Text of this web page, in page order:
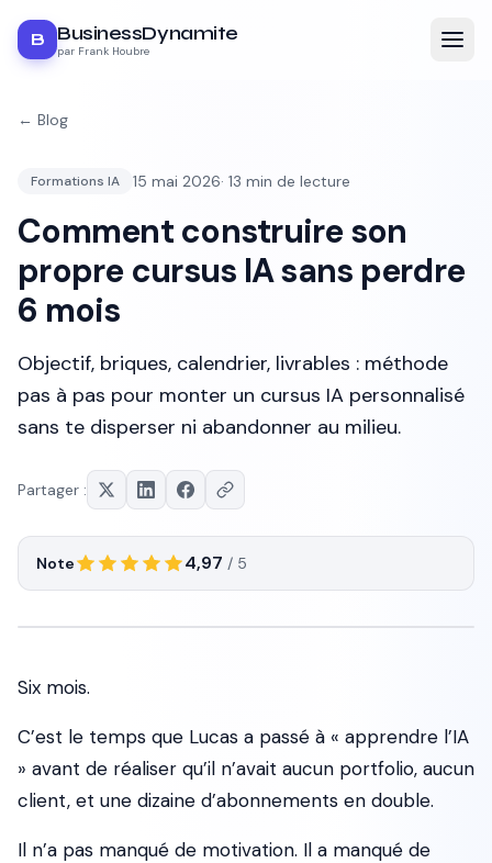
B BusinessDynamite
par Frank Houbre
← Blog
Formations IA 15 mai 2026· 13 min de lecture
Comment construire son
propre cursus IA sans perdre
6 mois
Objectif, briques, calendrier, livrables : méthode
pas à pas pour monter un cursus IA personnalisé
sans te disperser ni abandonner au milieu.
Partager :
Note 4,97 / 5
Six mois.
C’est le temps que Lucas a passé à « apprendre l’IA
» avant de réaliser qu’il n’avait aucun portfolio, aucun
client, et une dizaine d’abonnements en double.
Il n’a pas manqué de motivation. Il a manqué de